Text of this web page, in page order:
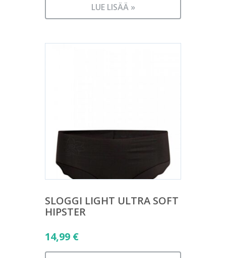
LUE LISÄÄ »
SLOGGI LIGHT ULTRA SOFT
HIPSTER
14,99 €